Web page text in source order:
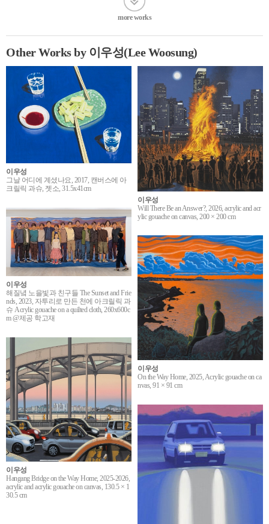
more works
Other Works by 이우성(Lee Woosung)
이우성
그날 어디에 계셨나요, 2017, 캔버스에 아
크릴릭 과슈, 젯소, 31.5x41cm
이우성
Will There Be an Answer?, 2026, acrylic and acr
ylic gouache on canvas, 200 × 200 cm
이우성
해질녘 노을빛과 친구들 The Sunset and Frie
nds, 2023, 자투리로 만든 천에 아크릴릭 과
슈 Acrylic gouache on a quilted cloth, 260x600c
m @제공 학고재
이우성
On the Way Home, 2025, Acrylic gouache on ca
nvas, 91 × 91 cm
이우성
Hangang Bridge on the Way Home, 2025-2026,
acrylic and acrylic gouache on canvas, 130.5 × 1
30.5 cm